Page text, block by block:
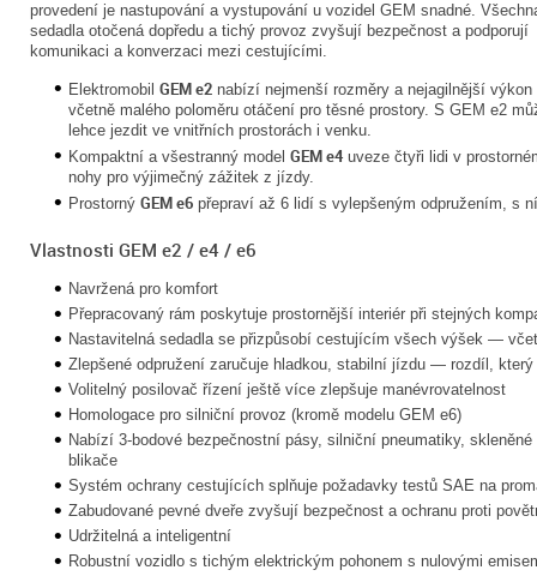
provedení je nastupování a vystupování u vozidel GEM snadné.
sedadla otočená dopředu a tichý provoz zvyšují bezpečnost a podporují
komunikaci a konverzaci mezi cestujícími.
Elektromobil GEM e2 nabízí nejmenší rozměry a nejagilnější výkon
včetně malého poloměru otáčení pro těsné prostory. S GEM e2
lehce jezdit ve vnitřních prostorách i venku.
Kompaktní a všestranný model GEM e4 uveze čtyři lidi v
nohy pro výjimečný zážitek z jízdy.
Prostorný GEM e6 přepraví až 6 lidí s vylepšeným odpružením, s
Vlastnosti GEM e2 / e4 / e6
Navržená pro komfort
Přepracovaný rám poskytuje prostornější interiér při stejných
Nastavitelná sedadla se přizpůsobí cestujícím všech výšek —
Zlepšené odpružení zaručuje hladkou, stabilní jízdu — rozdíl,
Volitelný posilovač řízení ještě více zlepšuje manévrovatelnost
Homologace pro silniční provoz (kromě modelu GEM e6)
Nabízí 3-bodové bezpečnostní pásy, silniční pneumatiky,
blikače
Systém ochrany cestujících splňuje požadavky testů SAE na
Zabudované pevné dveře zvyšují bezpečnost a ochranu proti
Udržitelná a inteligentní
Robustní vozidlo s tichým elektrickým pohonem s nulovými